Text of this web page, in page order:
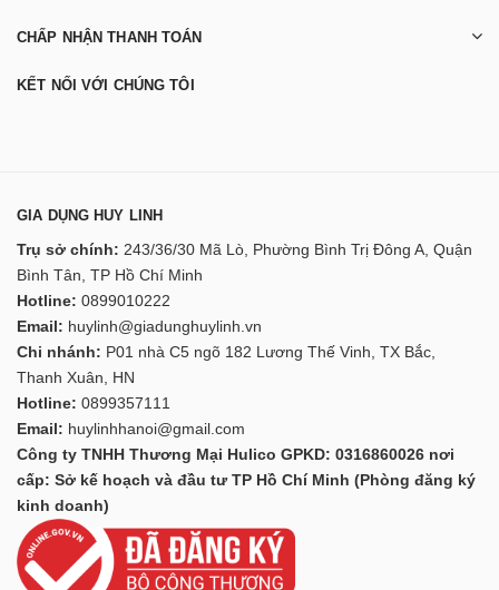
CHẤP NHẬN THANH TOÁN
KẾT NỐI VỚI CHÚNG TÔI
GIA DỤNG HUY LINH
Trụ sở chính: 243/36/30 Mã Lò, Phường Bình Trị Đông A, Quận
Bình Tân, TP Hồ Chí Minh
Hotline: 0899010222
Email: huylinh@giadunghuylinh.vn
Chi nhánh: P01 nhà C5 ngõ 182 Lương Thế Vinh, TX Bắc,
Thanh Xuân, HN
Hotline: 0899357111
Email: huylinhhanoi@gmail.com
Công ty TNHH Thương Mại Hulico GPKD: 0316860026 nơi
cấp: Sở kế hoạch và đầu tư TP Hồ Chí Minh (Phòng đăng ký
kinh doanh)